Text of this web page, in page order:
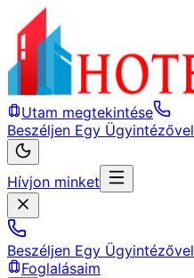
Utam megtekintése
Beszéljen Egy Ügyintézővel
Hívjon minket
Beszéljen Egy Ügyintézővel
Foglalásaim